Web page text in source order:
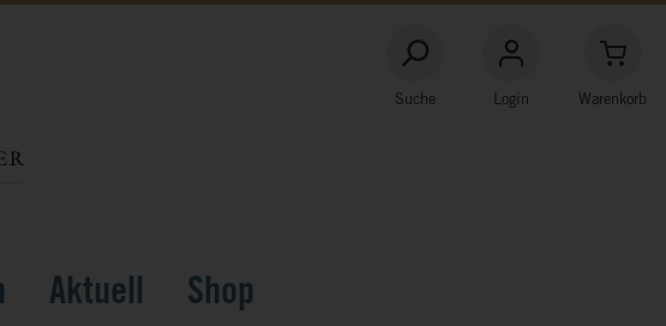
Suche Login Warenkorb
Aktuell Shop